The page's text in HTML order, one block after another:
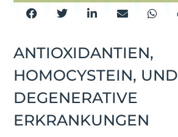
ANTIOXIDANTIEN,
HOMOCYSTEIN, UND
DEGENERATIVE
ERKRANKUNGEN